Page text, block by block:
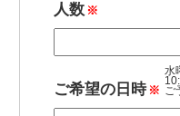
人数 ※
ご希望の日時 ※
水
ご